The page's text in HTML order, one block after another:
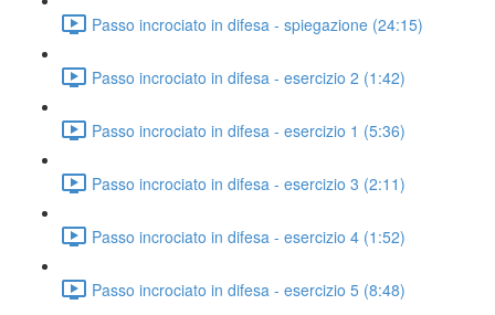
Passo incrociato in difesa - spiegazione (24:15)
Passo incrociato in difesa - esercizio 2 (1:42)
Passo incrociato in difesa - esercizio 1 (5:36)
Passo incrociato in difesa - esercizio 3 (2:11)
Passo incrociato in difesa - esercizio 4 (1:52)
Passo incrociato in difesa - esercizio 5 (8:48)